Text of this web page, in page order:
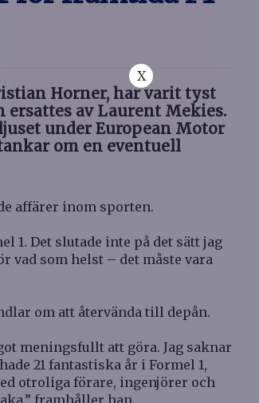
X
Horner, har varit tyst
av Laurent Mekies.
under European Motor
om en eventuell
affärer inom sporten.
1. Det slutade inte på det sätt jag
vad som helst – det måste vara
om att återvända till depån.
meningsfullt att göra. Jag saknar
21 fantastiska år i Formel 1,
otroliga förare, ingenjörer och